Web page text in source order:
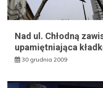
Nad ul. Chłodną
upamiętniająca
30 grudnia 2009